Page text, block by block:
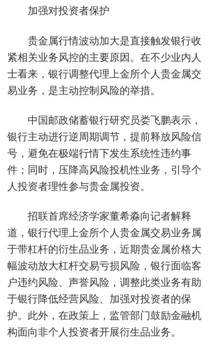
加强对投资者保护
贵金属行情波动加大是直接触发银行收
紧相关业务风控的主要原因。在不少业内人
士看来，银行调整代理上金所个人贵金属交
易业务，是主动控制风险的举措。
中国邮政储蓄银行研究员娄飞鹏表示，
银行主动进行逆周期调节，提前释放风险信
号，避免在极端行情下发生系统性违约事
件；同时，压降高风险投机性业务，引导个
人投资者理性参与贵金属投资。
招联首席经济学家董希淼向记者解释
道，银行代理上金所个人贵金属交易业务属
于带杠杆的衍生品业务，近期贵金属价格大
幅波动放大杠杆交易亏损风险，银行面临客
户违约风险、声誉风险，调整此类业务有助
于银行降低经营风险、加强对投资者的保
护。此外，在政策上，监管部门鼓励金融机
构面向非个人投资者开展衍生品业务。